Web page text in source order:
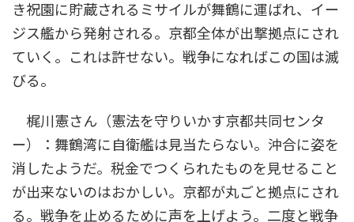
き祝園に貯蔵されるミサイルが舞鶴に運ばれ、イー
ジス艦から発射される。京都全体が出撃拠点にされ
ていく。これは許せない。戦争になればこの国は滅
びる。
梶川憲さん（憲法を守りいかす京都共同センタ
ー）：舞鶴湾に自衛艦は見当たらない。沖合に姿を
消したようだ。税金でつくられたものを見せること
が出来ないのはおかしい。京都が丸ごと拠点にされ
る。戦争を止めるために声を上げよう。二度と戦争